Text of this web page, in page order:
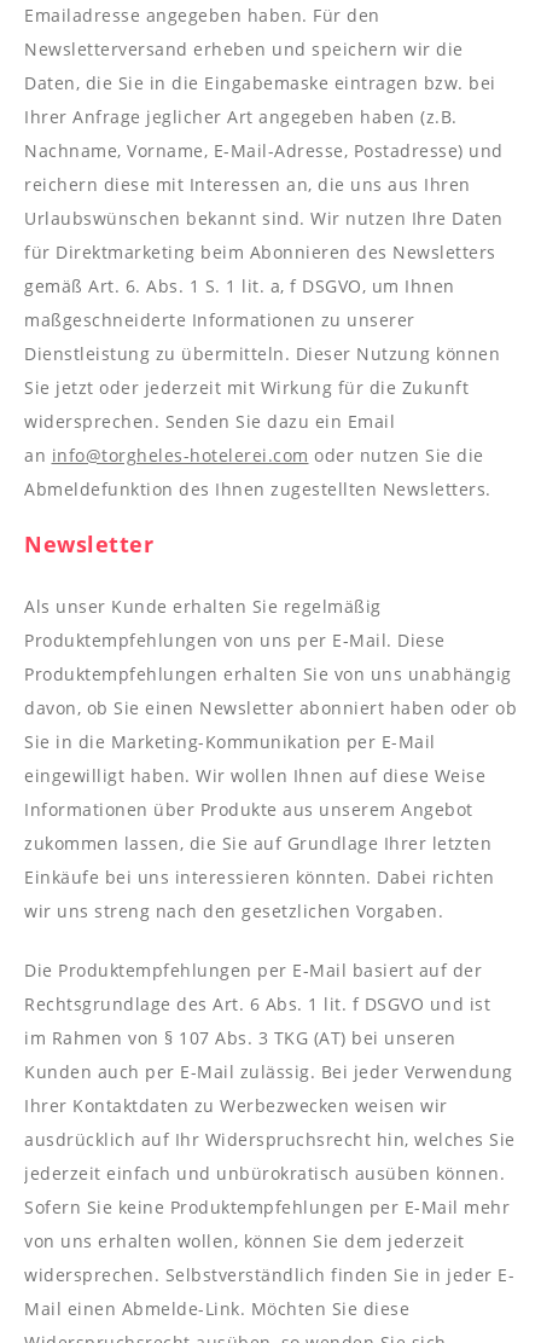
Emailadresse angegeben haben. Für den
Newsletterversand erheben und speichern wir die
Daten, die Sie in die Eingabemaske eintragen bzw. bei
Ihrer Anfrage jeglicher Art angegeben haben (z.B.
Nachname, Vorname, E-Mail-Adresse, Postadresse) und
reichern diese mit Interessen an, die uns aus Ihren
Urlaubswünschen bekannt sind. Wir nutzen Ihre Daten
für Direktmarketing beim Abonnieren des Newsletters
gemäß Art. 6. Abs. 1 S. 1 lit. a, f DSGVO, um Ihnen
maßgeschneiderte Informationen zu unserer
Dienstleistung zu übermitteln. Dieser Nutzung können
Sie jetzt oder jederzeit mit Wirkung für die Zukunft
widersprechen. Senden Sie dazu ein Email
an info@torgheles-hotelerei.com oder nutzen Sie die
Abmeldefunktion des Ihnen zugestellten Newsletters.
Newsletter
Als unser Kunde erhalten Sie regelmäßig
Produktempfehlungen von uns per E-Mail. Diese
Produktempfehlungen erhalten Sie von uns unabhängig
davon, ob Sie einen Newsletter abonniert haben oder ob
Sie in die Marketing-Kommunikation per E-Mail
eingewilligt haben. Wir wollen Ihnen auf diese Weise
Informationen über Produkte aus unserem Angebot
zukommen lassen, die Sie auf Grundlage Ihrer letzten
Einkäufe bei uns interessieren könnten. Dabei richten
wir uns streng nach den gesetzlichen Vorgaben.
Die Produktempfehlungen per E-Mail basiert auf der
Rechtsgrundlage des Art. 6 Abs. 1 lit. f DSGVO und ist
im Rahmen von § 107 Abs. 3 TKG (AT) bei unseren
Kunden auch per E-Mail zulässig. Bei jeder Verwendung
Ihrer Kontaktdaten zu Werbezwecken weisen wir
ausdrücklich auf Ihr Widerspruchsrecht hin, welches Sie
jederzeit einfach und unbürokratisch ausüben können.
Sofern Sie keine Produktempfehlungen per E-Mail mehr
von uns erhalten wollen, können Sie dem jederzeit
widersprechen. Selbstverständlich finden Sie in jeder E-
Mail einen Abmelde-Link. Möchten Sie diese